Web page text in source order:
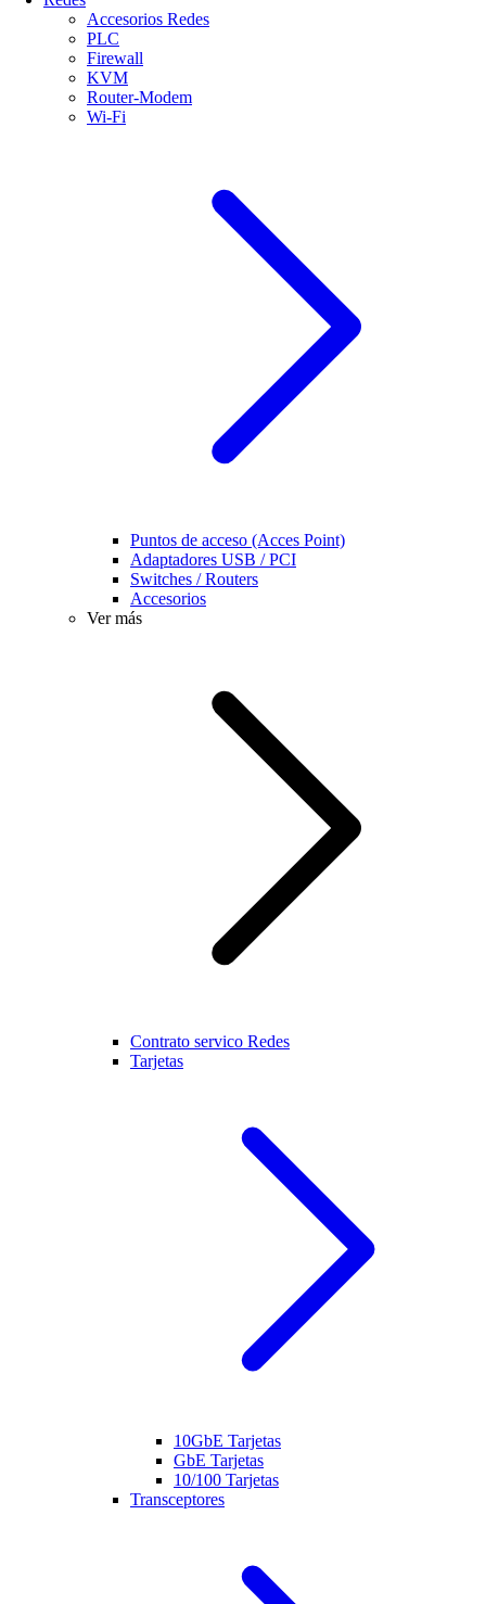
Accesorios Redes
PLC
Firewall
KVM
Router-Modem
Wi-Fi
Puntos de acceso (Acces Point)
Adaptadores USB / PCI
Switches / Routers
Accesorios
Ver más
Contrato servico Redes
Tarjetas
10GbE Tarjetas
GbE Tarjetas
10/100 Tarjetas
Transceptores